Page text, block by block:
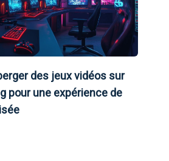
des jeux vidéos sur
pour une expérience de